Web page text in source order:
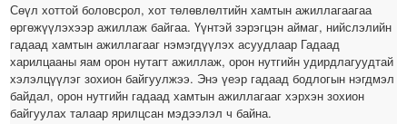
Сөүл хоттой боловсрол, хот төлөвлөлтийн хамтын ажиллагаагаа
өргөжүүлэхээр ажиллаж байгаа. Үүнтэй зэрэгцэн аймаг, нийслэлийн
гадаад хамтын ажиллагааг нэмэгдүүлэх асуудлаар Гадаад
харилцааны яам орон нутагт ажиллаж, орон нутгийн удирдлагуудтай
хэлэлцүүлэг зохион байгуулжээ. Энэ үеэр гадаад бодлогын нэгдмэл
байдал, орон нутгийн гадаад хамтын ажиллагааг хэрхэн зохион
байгуулах талаар ярилцсан мэдээлэл ч байна.